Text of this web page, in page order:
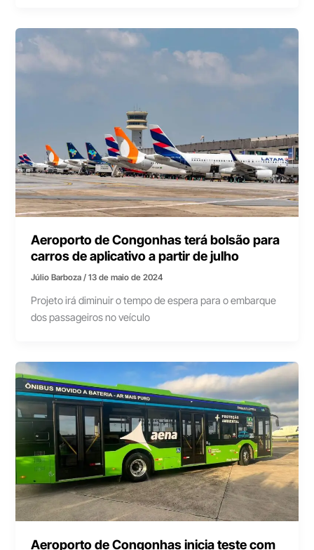
Aeroporto de Congonhas terá bolsão para
carros de aplicativo a partir de julho
Júlio Barboza/13 de maio de 2024
Projeto irá diminuir o tempo de espera para o embarque
dos passageiros no veículo
Aeroporto de Congonhas inicia teste com